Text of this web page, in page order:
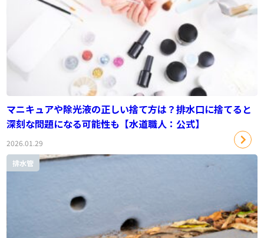
マニキュアや除光液の正しい捨て方は？排水口に捨てると
深刻な問題になる可能性も【水道職人：公式】
2026.01.29
排水管